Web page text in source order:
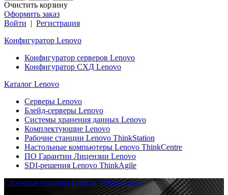
Очистить корзину
Оформить заказ
Войти | Регистрация
Конфигуратор Lenovo
Конфигуратор серверов Lenovo
Конфигуратор СХД Lenovo
Каталог Lenovo
Серверы Lenovo
Блейд-серверы Lenovo
Системы хранения данных Lenovo
Комплектующие Lenovo
Рабочие станции Lenovo ThinkStation
Настольные компьютеры Lenovo ThinkCentre
ПО Гарантии Лицензии Lenovo
SDI-решения Lenovo ThinkAgile
Стоечные серверы Lenovo ThinkSystem